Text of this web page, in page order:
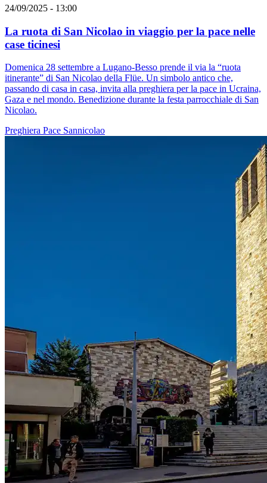
24/09/2025 - 13:00
La ruota di San Nicolao in viaggio per la pace nelle
case ticinesi
Domenica 28 settembre a Lugano-Besso prende il via la “ruota
itinerante” di San Nicolao della Flüe. Un simbolo antico che,
passando di casa in casa, invita alla preghiera per la pace in Ucraina,
Gaza e nel mondo. Benedizione durante la festa parrocchiale di San
Nicolao.
Preghiera Pace Sannicolao